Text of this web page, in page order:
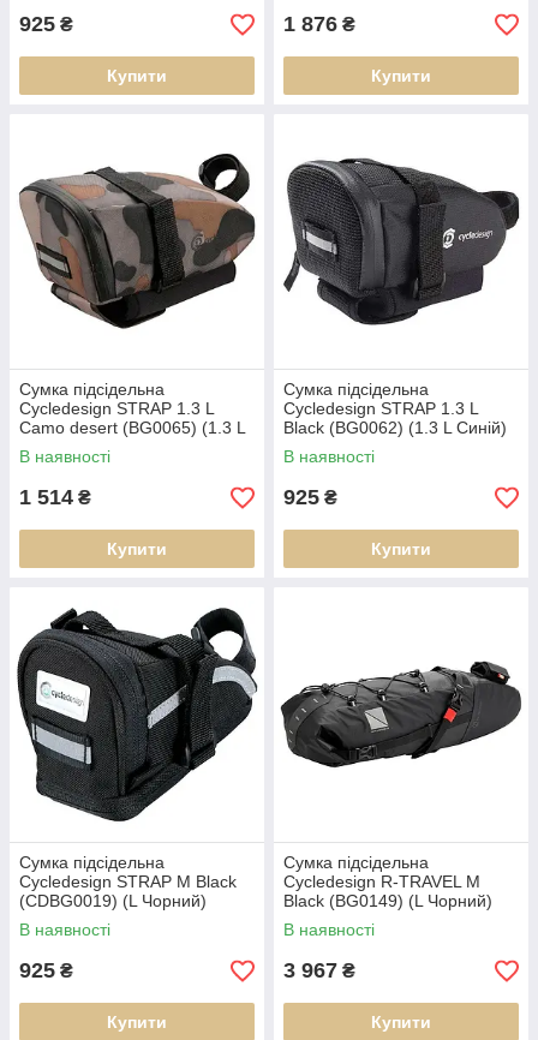
925 ₴
Купити
1 876 ₴
Купити
Сумка підсідельна
Cycledesign STRAP 1.3 L
Camo desert (BG0065) (1.3 L
Camo desert)
В наявності
1 514 ₴
Купити
Сумка підсідельна
Cycledesign STRAP 1.3 L
Black (BG0062) (1.3 L Синій)
В наявності
925 ₴
Купити
Сумка підсідельна
Cycledesign STRAP M Black
(CDBG0019) (L Чорний)
В наявності
925 ₴
Купити
Сумка підсідельна
Cycledesign R-TRAVEL M
Black (BG0149) (L Чорний)
В наявності
3 967 ₴
Купити